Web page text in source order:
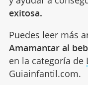
exitosa.
Puedes leer más
Amamantar al
en la categoría de
Guiainfantil.com.